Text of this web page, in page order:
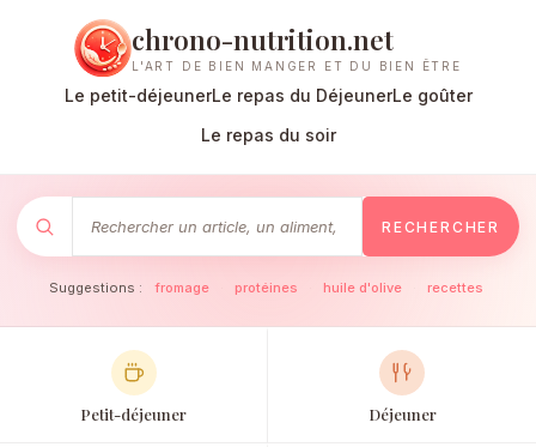
chrono-nutrition.net
L'ART DE BIEN MANGER ET DU BIEN ÊTRE
Le petit-déjeunerLe repas du DéjeunerLe goûter
Le repas du soir
RECHERCHER
Suggestions : fromage protéines huile d'olive recettes
Petit-déjeuner Déjeuner